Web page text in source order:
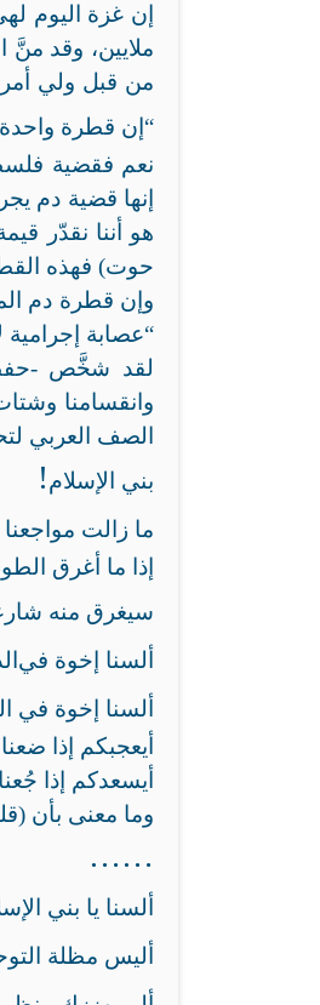
إن غزة اليوم
ملايين، وقد منَّ
من قبل ولي
“إن قطرة
نعم فقضية
إنها قضية دم
هو أننا نقدّر
حوت) فهذه
وإن قطرة دم
“عصابة إجرامية
لقد شخَّص -حفظه
وانقسامنا
الصف العربي
بني الإسلام!
ما زالت
إذا ما أغرق
سيغرق منه
ألسنا إخوة في
ألسنا إخوة في
أيعجبكم إذا
أيسعدكم إذا
وما معنى بأن
……
ألسنا يا بني
أليس مظلة